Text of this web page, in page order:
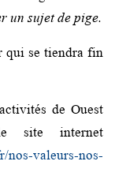
un sujet de pige.
qui se tiendra fin
de Ouest
site internet
nos-valeurs-nos-